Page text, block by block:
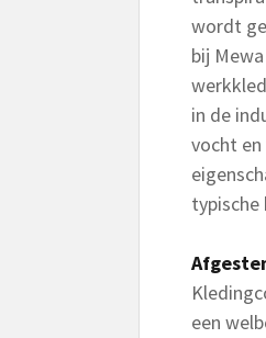
wordt
bij
in de
vocht
een